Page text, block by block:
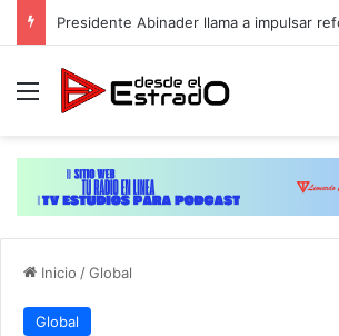
Menú
Inicio /Global
Global